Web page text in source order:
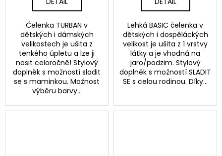
Čelenka TURBAN v
dětských i dámských
velikostech je ušita z
tenkého úpletu a lze ji
nosit celoročně! Stylový
doplněk s možností sladit
se s maminkou. Možnost
výběru barvy...
Lehká BASIC čelenka v
dětských i dospěláckých
velikost je ušita z 1 vrstvy
látky a je vhodná na
jaro/podzim. Stylový
doplněk s možností SLADIT
SE s celou rodinou. Díky...